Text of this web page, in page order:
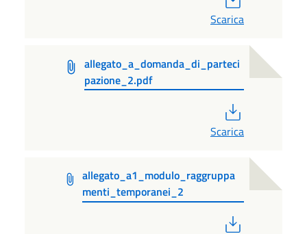
Scarica
allegato_a_domanda_di_parteci
pazione_2.pdf
Scarica
allegato_a1_modulo_raggruppa
menti_temporanei_2